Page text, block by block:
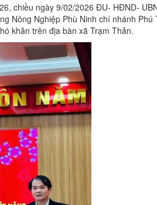
QUÀ TẾT
chiều ngày 9/02/2026 ĐU- HĐND-
Nông Nghiệp Phù Ninh chí nhánh
khăn trên địa bàn xã Trạm Thản.